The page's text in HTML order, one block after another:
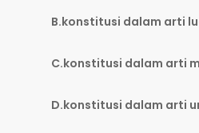
B.konstitusi dalam arti
C.konstitusi dalam arti
D.konstitusi dalam arti